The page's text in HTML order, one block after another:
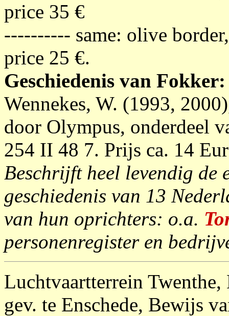
price 35 €
---------- same: olive
price 25 €.
Geschiedenis van Fokker:
Wennekes, W. (1993,
door Olympus, onderdeel
254 II 48 7. Prijs ca. 14
Beschrijft heel levendig de
geschiedenis van 13
van hun oprichters: o.a.
personenregister en
Luchtvaartterrein Twenthe,
gev. te Enschede, Bewijs